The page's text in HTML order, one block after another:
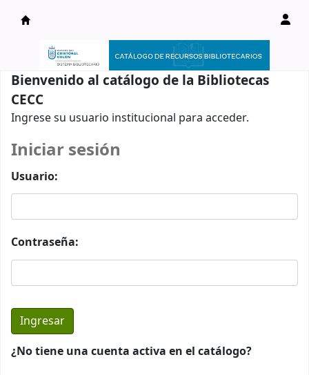
Catálogo en línea
Bienvenido al catálogo de la Bibliotecas
CECC
Ingrese su usuario institucional para acceder.
Iniciar sesión
Usuario:
Contraseña:
¿No tiene una cuenta activa en el catálogo?